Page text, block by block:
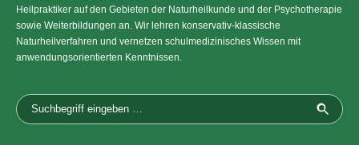
Heilpraktiker auf den Gebieten der Naturheilkunde und der Psychotherapie
sowie Weiterbildungen an. Wir lehren konservativ-klassische
Naturheilverfahren und vernetzen schulmedizinisches Wissen mit
anwendungsorientierten Kenntnissen.